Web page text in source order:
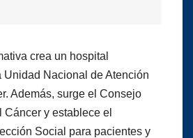
crea un hospital
Nacional de Atención
Además, surge el Consejo
Cáncer y establece el
Social para pacientes y